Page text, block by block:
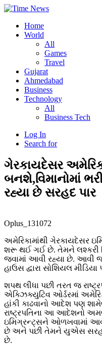
Home
World
All
Games
Travel
Gujarat
Ahmedabad
Business
Technology
All
Business Tech
Log In
Search for
ગેરકાયદેસર
બનશે,વિમાનોમાં
રહ્યા છે સરહદ પાર
Oplus_131072
અમેરિકામાંથી ગેરકાયદેસર
શરૂ થઈ ગઈ છે. તેમને લશ્કરી
જવામાં આવી રહ્યા છે. આવી
હાઉસ દ્વારા સોશિયલ
શપથ લીધા પછી તરત જ
એક્ઝિક્યુટિવ ઓર્ડરમાં
હાંકી કાઢવાનો આદેશ પણ
રાષ્ટ્રપતિના આ આદેશનો
ઇમિગ્રન્ટ્સને ઓળખવામાં
છે અને પછી તેમને યુએસ
છે.